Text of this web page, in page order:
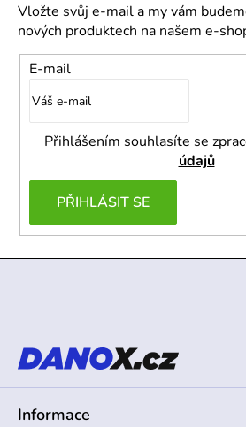
Vložte svůj e-mail a my vám
nových produktech na našem e-
E-mail
Přihlášením souhlasíte se
údajů
PŘIHLÁSIT SE
t
Informace